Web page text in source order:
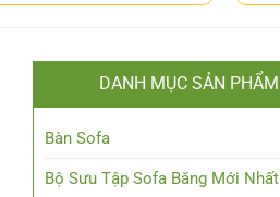
DANH MỤC SẢN PHẨM
Bàn Sofa
Bộ Sưu Tập Sofa Băng Mới Nhất